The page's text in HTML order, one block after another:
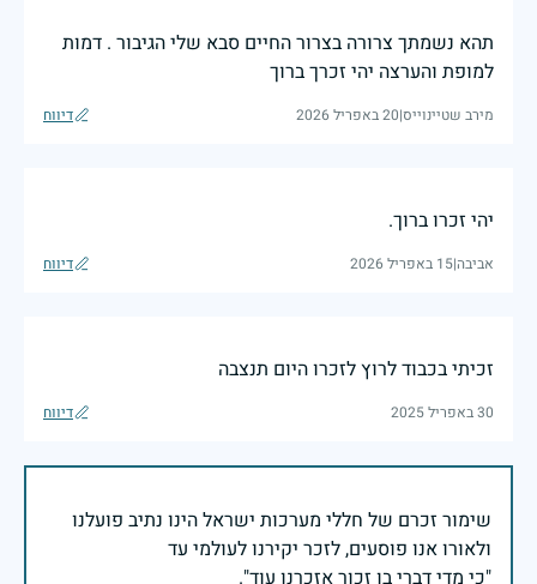
תהא נשמתך צרורה בצרור החיים סבא שלי הגיבור . דמות
למופת והערצה יהי זכרך ברוך
מירב שטיינוייס|20 באפריל 2026 דיווח
יהי זכרו ברוך.
אביבה|15 באפריל 2026 דיווח
זכיתי בכבוד לרוץ לזכרו היום תנצבה
30 באפריל 2025 דיווח
שימור זכרם של חללי מערכות ישראל הינו נתיב פועלנו